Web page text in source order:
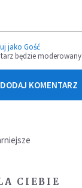
jako Gość
będzie moderowany
DODAJ KOMENTARZ
CIEBIE